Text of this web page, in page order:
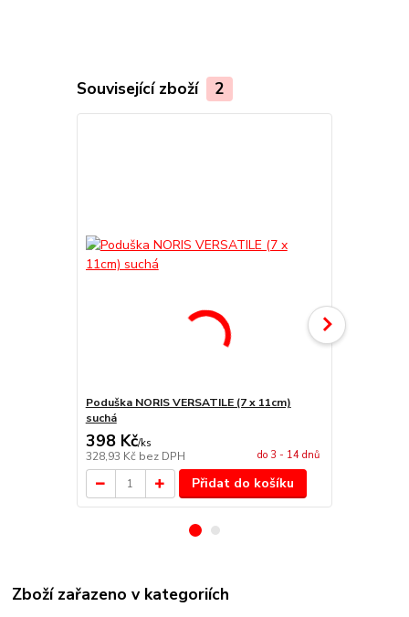
Související zboží 2
Poduška NORIS VERSATILE (7 x 11cm)
suchá
398 Kč/ks
328,93 Kč bez DPH do 3 - 14 dnů
Přidat do košíku
Zboží zařazeno v kategoriích